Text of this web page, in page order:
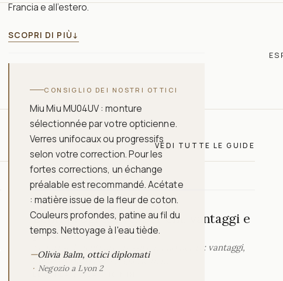
Francia e all’estero.
SCOPRI DI PIÙ↓
CONSIGLIO DEI NOSTRI OTTICI
Miu Miu MU04UV : monture
sélectionnée par votre opticienne.
Verres unifocaux ou progressifs
selon votre correction. Pour les
fortes corrections, un échange
préalable est recommandé. Acétate
: matière issue de la fleur de coton.
Couleurs profondes, patine au fil du
temps. Nettoyage à l'eau tiède.
—Olivia Balm, ottici diplomati
Negozio a Lyon 2
VEDI TUTTE LE GUIDE
Lenti progressive: per chi, vantaggi e
prezzo
Scopri se le lenti progressive fanno per te: vantaggi,
costo e criteri per sceglierle bene.
LEGGI LA GUIDA